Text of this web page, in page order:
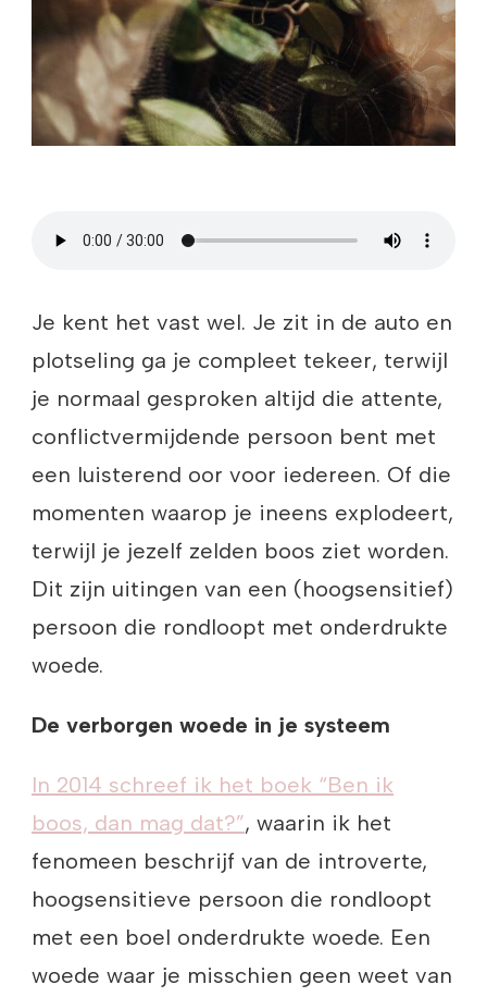
Je kent het vast wel. Je zit in de auto en
plotseling ga je compleet tekeer, terwijl
je normaal gesproken altijd die attente,
conflictvermijdende persoon bent met
een luisterend oor voor iedereen. Of die
momenten waarop je ineens explodeert,
terwijl je jezelf zelden boos ziet worden.
Dit zijn uitingen van een (hoogsensitief)
persoon die rondloopt met onderdrukte
woede.
De verborgen woede in je systeem
In 2014 schreef ik het boek “Ben ik
boos, dan mag dat?”, waarin ik het
fenomeen beschrijf van de introverte,
hoogsensitieve persoon die rondloopt
met een boel onderdrukte woede. Een
woede waar je misschien geen weet van